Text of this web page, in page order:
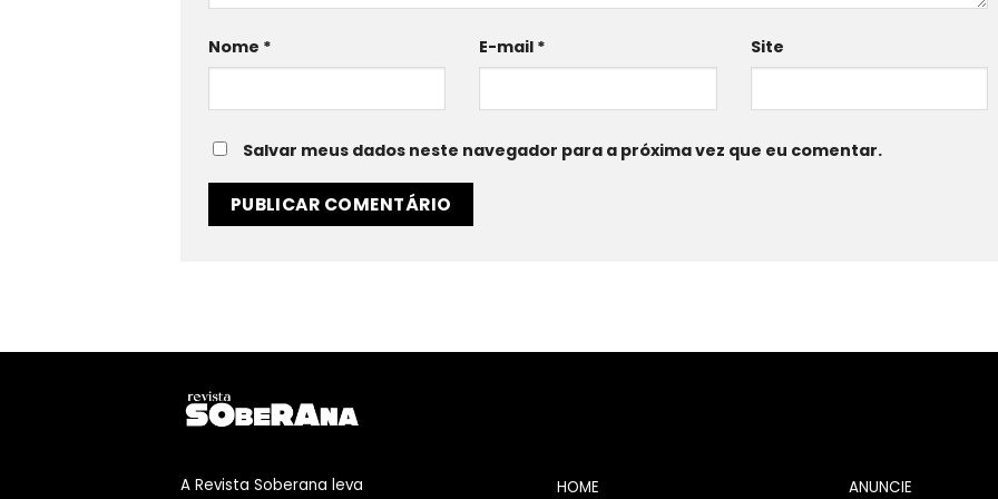
Nome * E-mail * Site
Salvar meus dados neste navegador para a próxima vez que eu comentar.
A Revista Soberana leva HOME ANUNCIE